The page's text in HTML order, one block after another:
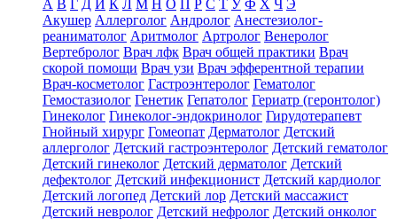
А В Г Д И К Л М Н О П Р С Т У Ф Х Ч Э
Акушер Аллерголог Андролог Анестезиолог-
реаниматолог Аритмолог Артролог Венеролог
Вертебролог Врач лфк Врач общей практики Врач
скорой помощи Врач узи Врач эфферентной терапии
Врач-косметолог Гастроэнтеролог Гематолог
Гемостазиолог Генетик Гепатолог Гериатр (геронтолог)
Гинеколог Гинеколог-эндокринолог Гирудотерапевт
Гнойный хирург Гомеопат Дерматолог Детский
аллерголог Детский гастроэнтеролог Детский гематолог
Детский гинеколог Детский дерматолог Детский
дефектолог Детский инфекционист Детский кардиолог
Детский логопед Детский лор Детский массажист
Детский невролог Детский нефролог Детский онколог